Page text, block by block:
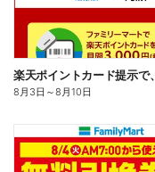
8月3日 ～8月10日